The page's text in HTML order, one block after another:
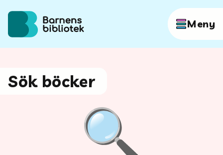
Hoppa till innehållet
Meny
Sök böcker